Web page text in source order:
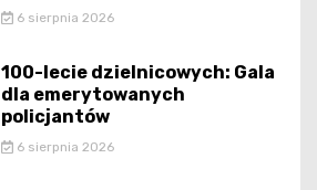
6 sierpnia 2026
100-lecie dzielnicowych: Gala
dla emerytowanych
policjantów
6 sierpnia 2026